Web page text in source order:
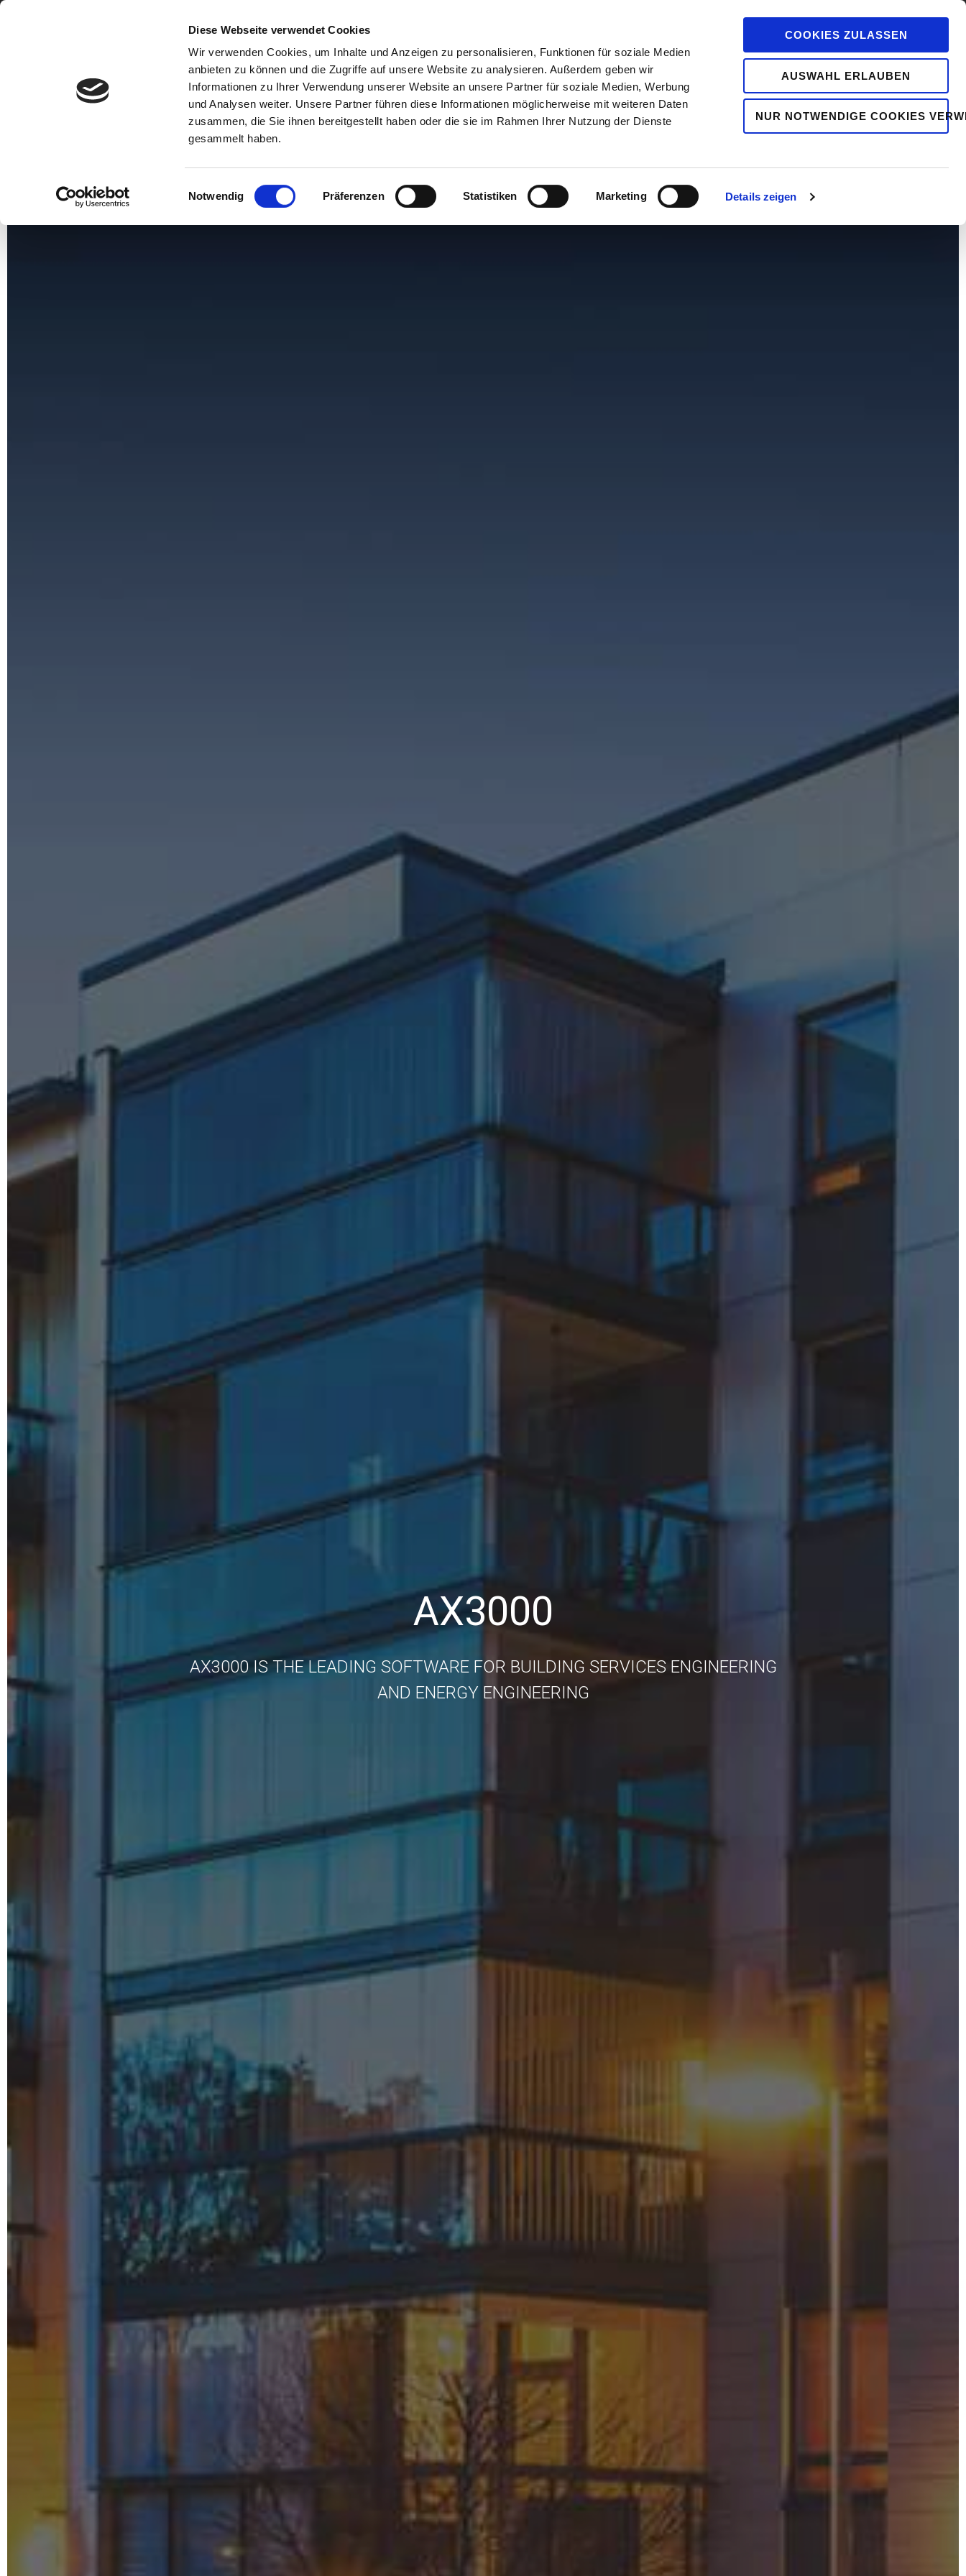
Diese Webseite verwendet Cookies
Wir verwenden Cookies, um Inhalte und Anzeigen zu personalisieren, Funktionen für soziale Medien
anbieten zu können und die Zugriffe auf unsere Website zu analysieren. Außerdem geben wir
Informationen zu Ihrer Verwendung unserer Website an unsere Partner für soziale Medien, Werbung
und Analysen weiter. Unsere Partner führen diese Informationen möglicherweise mit weiteren Daten
zusammen, die Sie ihnen bereitgestellt haben oder die sie im Rahmen Ihrer Nutzung der Dienste
gesammelt haben.
Einwilligungsauswahl
Notwendig Präferenzen Statistiken Marketing Details zeigen
COOKIES ZULASSEN
AUSWAHL ERLAUBEN
NUR NOTWENDIGE COOKIES
+43 (0) 4242 27876 - 23 info@ax3000-group.de
PRODUCTS SERVICES RESEARCH & DEVELOPMENT ABOUT US SUPPORT CONTACT
AX3000
AX3000 IS THE LEADING SOFTWARE FOR BUILDING SERVICES ENGINEERING
AND ENERGY ENGINEERING